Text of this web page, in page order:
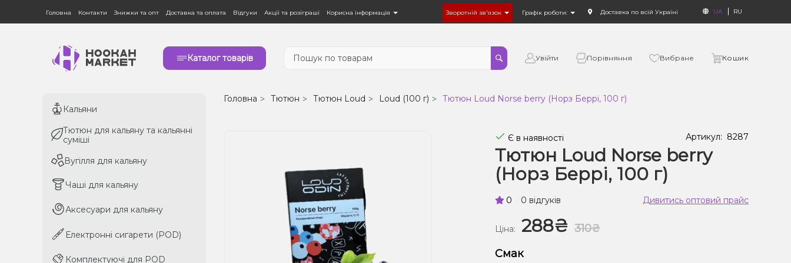
Головна Контакти Знижки та опт Доставка та оплата Відгуки Акції та розіграші Корисна інформація Зворотній зв'язок Графік роботи: Доставка по всій Україні UA RU
Каталог товарів Увійти Порівняння Вибране Кошик
Кальяни
Тютюн для кальяну та кальянні
суміші
Вугілля для кальяну
Чаші для кальяну
Аксесуари для кальяну
Електронні сигарети (POD)
Комплектуючі для POD
Кальяни
Тютюн для кальяну та кальянні
суміші
Вугілля для кальяну
Чаші для кальяну
Аксесуари для кальяну
Електронні сигарети (POD)
Комплектуючі для POD
Головна Тютюн Тютюн Loud Loud (100 г) Тютюн Loud Norse berry (Норз Беррі, 100 г)
Є в наявності Артикул: 8287
Тютюн Loud Norse berry
(Норз Беррі, 100 г)
0 0 відгуків Дивитись оптовий прайс
Ціна: 288₴ 310₴
Смак